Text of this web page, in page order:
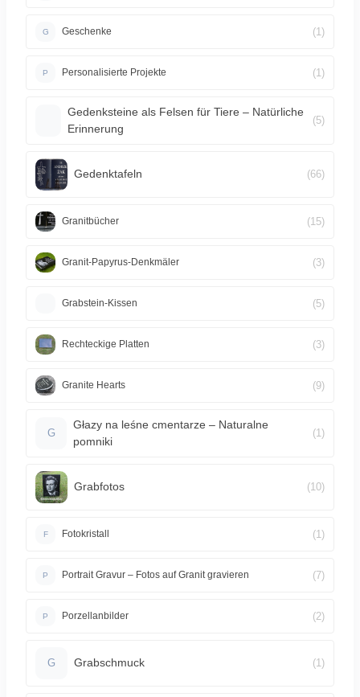
G Geschenke (1)
P Personalisierte Projekte (1)
Gedenksteine als Felsen für Tiere – Natürliche
Erinnerung
(5)
Gedenktafeln (66)
Granitbücher (15)
Granit-Papyrus-Denkmäler (3)
Grabstein-Kissen (5)
Rechteckige Platten (3)
Granite Hearts (9)
G
Głazy na leśne cmentarze – Naturalne
pomniki
(1)
Grabfotos (10)
F Fotokristall (1)
P Portrait Gravur – Fotos auf Granit gravieren (7)
P Porzellanbilder (2)
G Grabschmuck (1)